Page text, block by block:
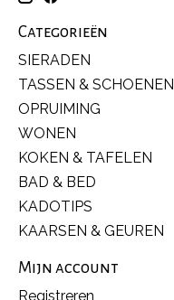
Categorieën
SIERADEN
TASSEN & SCHOENEN
OPRUIMING
WONEN
KOKEN & TAFELEN
BAD & BED
KADOTIPS
KAARSEN & GEUREN
Mijn account
Registreren